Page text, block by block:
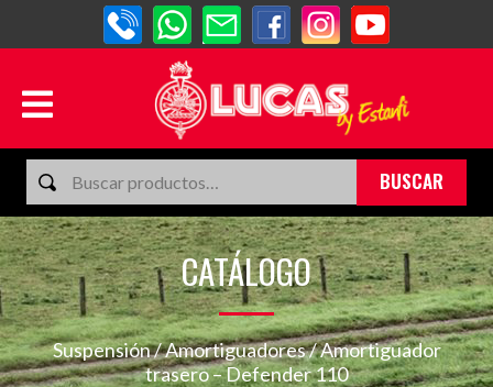
CATÁLOGO
Suspensión/Amortiguadores/ Amortiguador
trasero – Defender 110
BUSCAR